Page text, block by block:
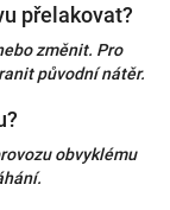
přelakovat?
změnit. Pro
původní nátěr.
obvyklému